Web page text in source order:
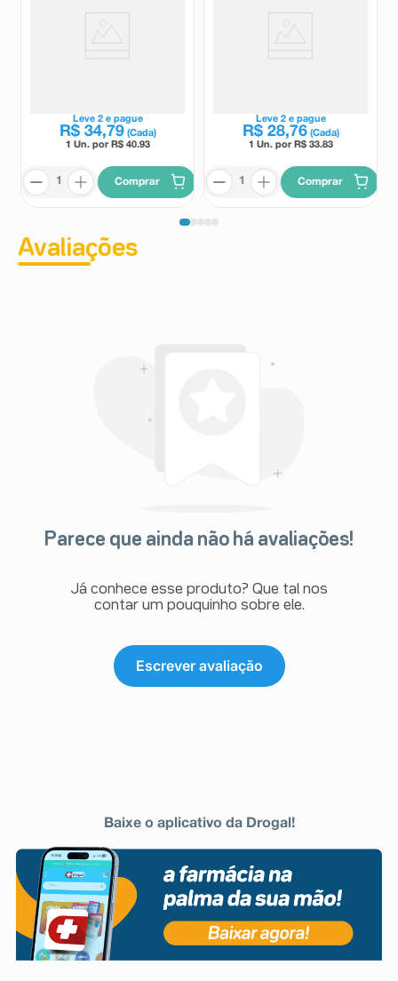
Leve 2e pague
R$ 34,79 (Cada)
1 Un. por R$ 40.93
Comprar
Leve 2e pague
R$ 28,76 (Cada)
1 Un. por R$ 33.83
Comprar
Avaliações
Parece que ainda não há avaliações!
Já conhece esse produto? Que tal nos
contar um pouquinho sobre ele.
Escrever avaliação
Baixe o aplicativo da Drogal!